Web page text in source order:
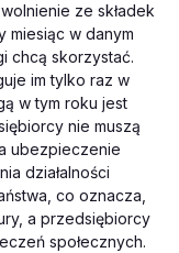
ze składek
miesiąc w danym
chcą skorzystać.
im tylko raz w
w tym roku jest
nie muszą
ubezpieczenie
działalności
co oznacza,
a przedsiębiorcy
społecznych.